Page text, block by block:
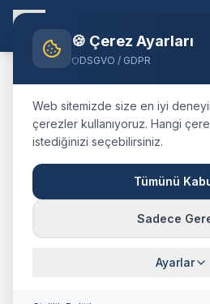
Home Blog TaxiStraubing
🇩🇪 Deutschland·kreisfreie Stadt
TaxiStraubing
München
:
Fahrtdauer &
106 km · ca. 74 Min. ·
🍪 Çerez Ayarları
DSGVO / GDPR
Web sitemizde size en iyi
çerezler kullanıyoruz. Hangi
istediğinizi seçebilirsiniz.
Tümünü
Sadece
Ayarlar